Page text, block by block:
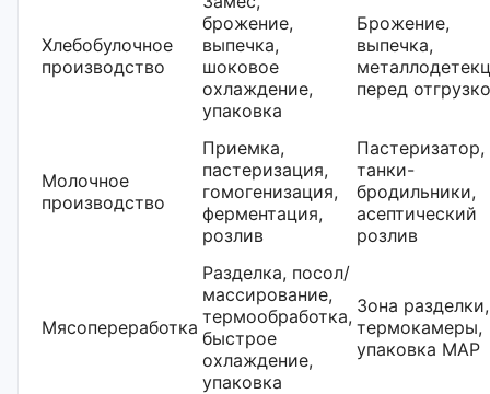
Хлебобулочное
производство
брожение,
выпечка,
шоковое
охлаждение,
упаковка
Брожение,
выпечка,
перед
Молочное
производство
Приемка,
пастеризация,
гомогенизация,
ферментация,
розлив
Пастеризатор,
танки-
бродильники,
асептический
розлив
Мясопереработка
Разделка, посол/
массирование,
термообработка,
быстрое
охлаждение,
упаковка
Зона разделки,
термокамеры,
упаковка MAP